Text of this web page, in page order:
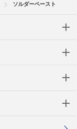
ソルダーペースト